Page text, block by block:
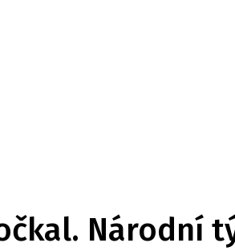
Národní